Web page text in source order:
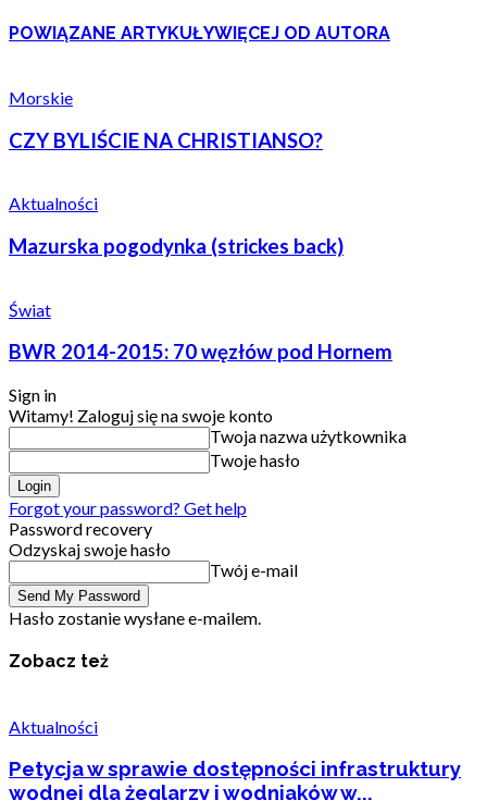
POWIĄZANE ARTYKUŁYWIĘCEJ OD AUTORA
Morskie
CZY BYLIŚCIE NA CHRISTIANSO?
Aktualności
Mazurska pogodynka (strickes back)
Świat
BWR 2014-2015: 70 węzłów pod Hornem
Sign in
Witamy! Zaloguj się na swoje konto
Twoja nazwa użytkownika
Twoje hasło
Forgot your password? Get help
Password recovery
Odzyskaj swoje hasło
Twój e-mail
Hasło zostanie wysłane e-mailem.
Zobacz też
Aktualności
Petycja w sprawie dostępności infrastruktury
wodnej dla żeglarzy i wodniaków w...